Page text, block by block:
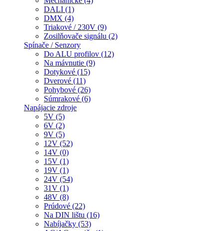
DALI (1)
DMX (4)
Triakové / 230V (9)
Zosilňovače signálu (2)
Spínače / Senzory
Do ALU profilov (12)
Na mávnutie (9)
Dotykové (15)
Dverové (11)
Pohybové (26)
Súmrakové (6)
Napájacie zdroje
5V (5)
6V (2)
9V (5)
12V (52)
14V (0)
15V (1)
19V (1)
24V (54)
31V (1)
48V (8)
Prúdové (22)
Na DIN lištu (16)
Nabíjačky (53)